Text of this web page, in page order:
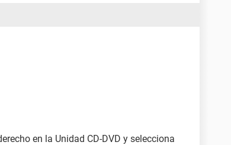
en la Unidad CD-DVD y selecciona